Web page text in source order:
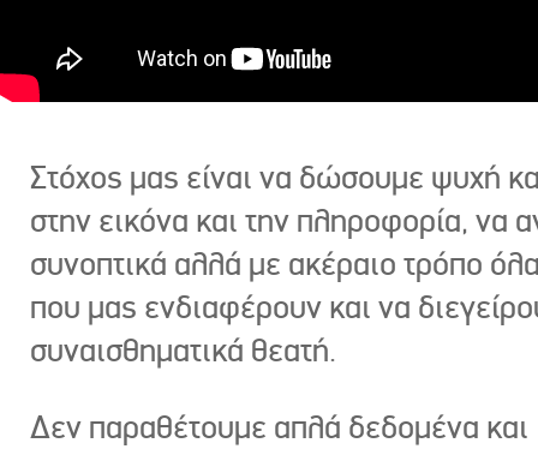
Στόχος μας είναι να δώσουμε ψυχή
στην εικόνα και την πληροφορία, να
συνοπτικά αλλά με ακέραιο τρόπο
που μας ενδιαφέρουν και να
συναισθηματικά θεατή.
Δεν παραθέτουμε απλά δεδομένα και